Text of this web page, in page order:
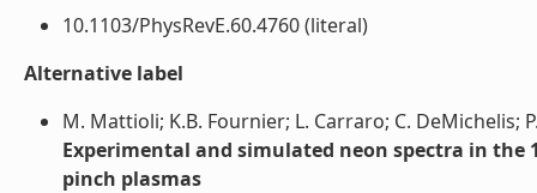
10.1103/PhysRevE.60.4760 (literal)
Alternative label
M. Mattioli; K.B. Fournier; L. Carraro; C. DeMichelis;
Experimental and simulated neon spectra in
pinch plasmas